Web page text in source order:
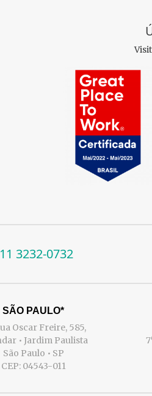
3232-0732
SÃO PAULO*
Oscar Freire, 585,
• Jardim Paulista
São Paulo • SP
CEP: 04543-011